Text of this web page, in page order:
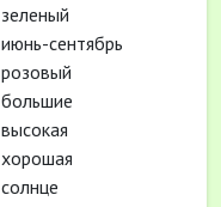
зеленый
июнь-сентябрь
розовый
большие
высокая
хорошая
солнце